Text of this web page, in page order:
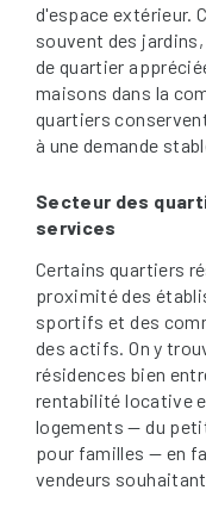
d'espace extérieur.
souvent des
de quartier
maisons dans la
quartiers
à une demande
Secteur des
services
Certains quartiers
proximité des
sportifs et des
des actifs. On y
résidences bien
rentabilité locative
logements — du
pour familles — en
vendeurs